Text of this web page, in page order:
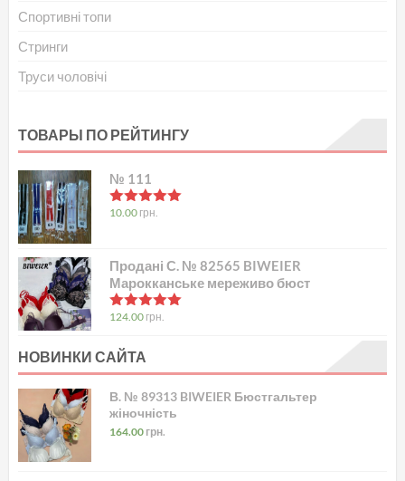
Спортивні топи
Стринги
Труси чоловічі
ТОВАРЫ ПО РЕЙТИНГУ
№ 111
в 5.00 з 5
10.00 грн.
Продані С. № 82565 BIWEIER
Марокканське мереживо бюст
в 5.00з 5
124.00 грн.
НОВИНКИ САЙТА
В. № 89313 BIWEIER Бюстгальтер
жіночність
164.00 грн.